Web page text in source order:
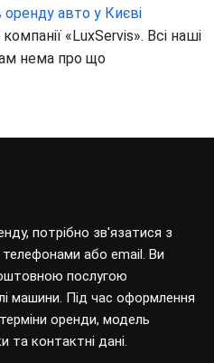
оренду авто у Києві
«LuxServis». Всі наші
нема про що
потрібно зв'язатися з
або email. Ви
послугою
машини. Під час оформлення
оренди, модель
та контактні дані.